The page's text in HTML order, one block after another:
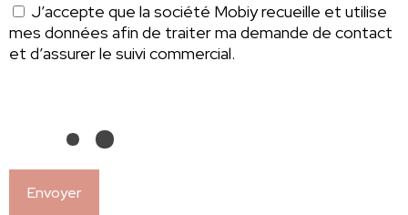
J’accepte que la société Mobiy recueille et utilise
mes données afin de traiter ma demande de contact
et d’assurer le suivi commercial.